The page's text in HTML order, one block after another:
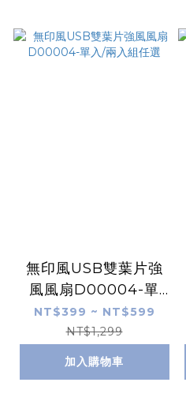
無印風USB雙葉片強
風風扇D00004-單
入/兩入組任選
NT$399 ~ NT$599
NT$1,299
加入購物車